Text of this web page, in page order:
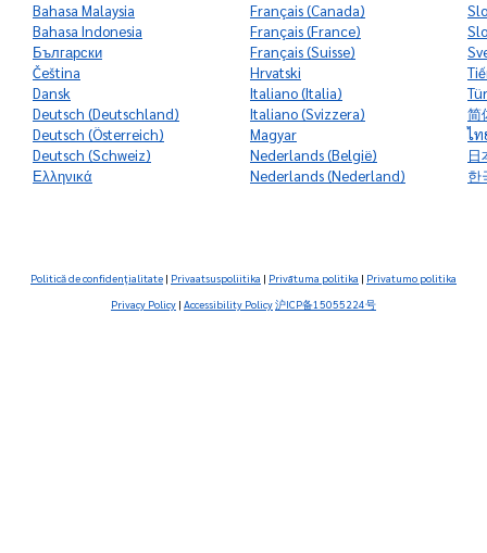
Bahasa Malaysia
Bahasa Indonesia
Български
Čeština
Dansk
‭Deutsch (Deutschland)
‭Deutsch (Österreich)
‭Deutsch (Schweiz)
‭Ελληνικά
‭Français (Canada)
‭Français (France)
‭Français (Suisse)
‭Hrvatski
‭Italiano (Italia)
‭Italiano (Svizzera)
‭Magyar
‭Nederlands (België)
‭Nederlands (Nederland)
简
ไท
日
한
Politică de confidenţialitate | Privaatsuspoliitika | Privātuma politika | Privatumo politika
Privacy Policy | Accessibility Policy沪ICP备15055224号